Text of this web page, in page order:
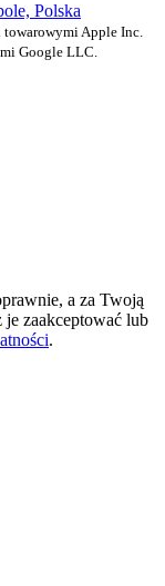
Polska
towarowymi Apple Inc.
Google LLC.
a za Twoją
zaakceptować lub
.